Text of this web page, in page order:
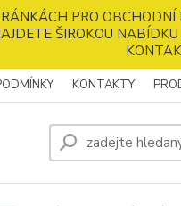
PRO
ŠIROKOU
KONTAKTY